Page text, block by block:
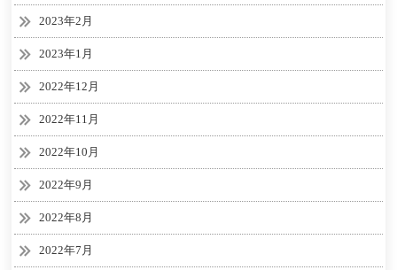
2023年2月
2023年1月
2022年12月
2022年11月
2022年10月
2022年9月
2022年8月
2022年7月